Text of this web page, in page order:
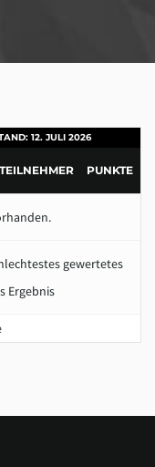
12. JULI 2026
TEILNEHMER PUNKTE
gewertetes
Ergebnis